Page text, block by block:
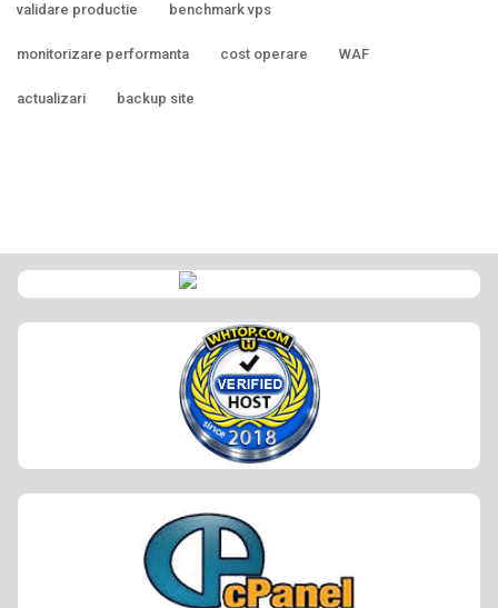
validare productie benchmark vps
monitorizare performanta cost operare WAF
actualizari backup site